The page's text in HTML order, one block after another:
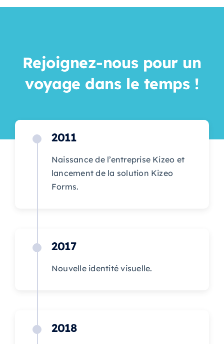
Rejoignez-nous pour un
voyage dans le temps !
2011
Naissance de l’entreprise Kizeo et
lancement de la solution Kizeo
Forms.
2017
Nouvelle identité visuelle.
2018